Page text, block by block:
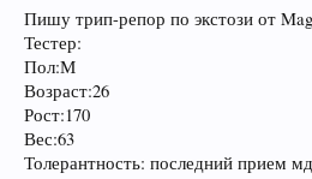
Пишу трип-репор по экстози от
Тестер:
Пол:М
Возраст:26
Рост:170
Вес:63
Толерантность: последний прием